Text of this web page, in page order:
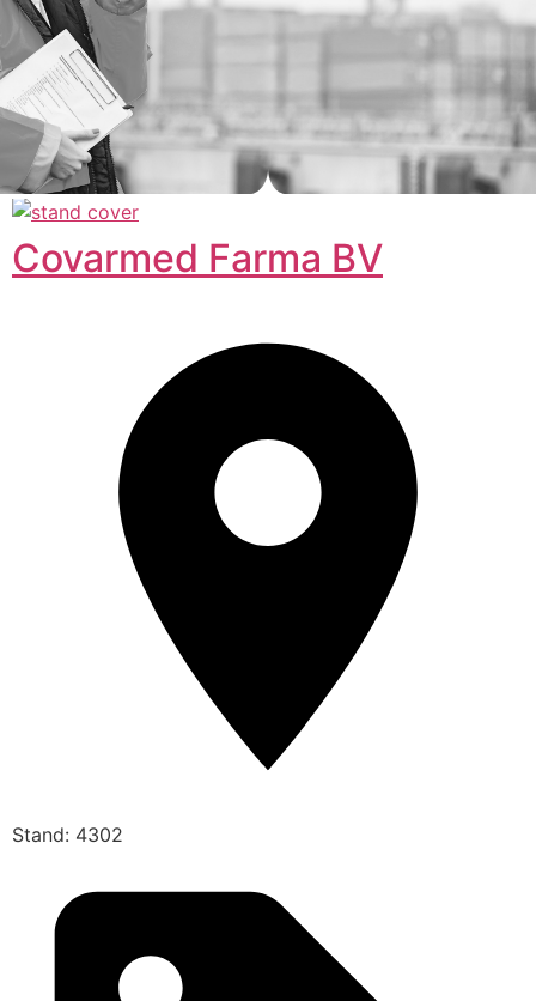
Covarmed Farma BV
Stand: 4302